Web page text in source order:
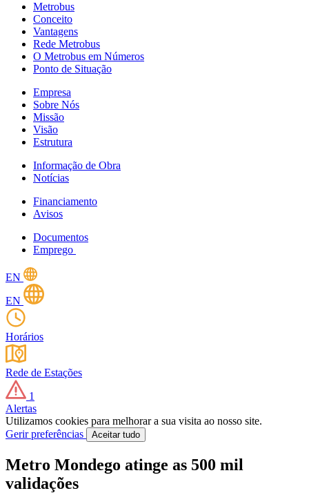
Metrobus
Conceito
Vantagens
Rede Metrobus
O Metrobus em Números
Ponto de Situação
Empresa
Sobre Nós
Missão
Visão
Estrutura
Informação de Obra
Notícias
Financiamento
Avisos
Documentos
Emprego
EN
EN
Horários
Rede de Estações
1
Alertas
Utilizamos cookies para melhorar a sua visita ao nosso site.
Gerir preferências
Aceitar tudo
Metro Mondego atinge as 500 mil
validações